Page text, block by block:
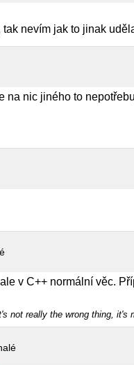
nevím jak to jinak
na nic jiného to
v C++ normální věc.
not really the wrong thing, it's